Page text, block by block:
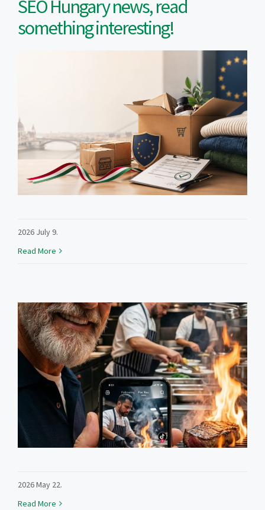
SEO Hungary news, read
something interesting!
2026 July 9.
Read More
2026 May 22.
Read More